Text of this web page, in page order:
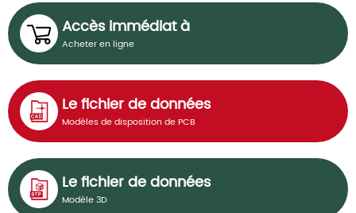
Accès immédiat à
Acheter en ligne
Le fichier de données
Modèles de disposition de PCB
Le fichier de données
Modèle 3D